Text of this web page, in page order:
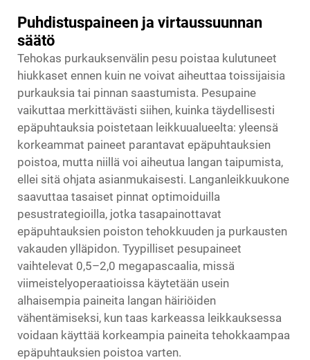
Puhdistuspaineen ja virtaussuunnan
säätö
Tehokas purkauksenvälin pesu poistaa kulutuneet
hiukkaset ennen kuin ne voivat aiheuttaa toissijaisia
purkauksia tai pinnan saastumista. Pesupaine
vaikuttaa merkittävästi siihen, kuinka täydellisesti
epäpuhtauksia poistetaan leikkuualueelta: yleensä
korkeammat paineet parantavat epäpuhtauksien
poistoa, mutta niillä voi aiheutua langan taipumista,
ellei sitä ohjata asianmukaisesti. Langanleikkuukone
saavuttaa tasaiset pinnat optimoiduilla
pesustrategioilla, jotka tasapainottavat
epäpuhtauksien poiston tehokkuuden ja purkausten
vakauden ylläpidon. Tyypilliset pesupaineet
vaihtelevat 0,5–2,0 megapascaalia, missä
viimeistelyoperaatioissa käytetään usein
alhaisempia paineita langan häiriöiden
vähentämiseksi, kun taas karkeassa leikkauksessa
voidaan käyttää korkeampia paineita tehokkaampaa
epäpuhtauksien poistoa varten.